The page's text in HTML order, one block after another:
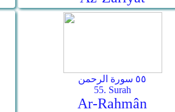
٥٥ سورة الرحمن
55. Surah
Ar-Rahmân